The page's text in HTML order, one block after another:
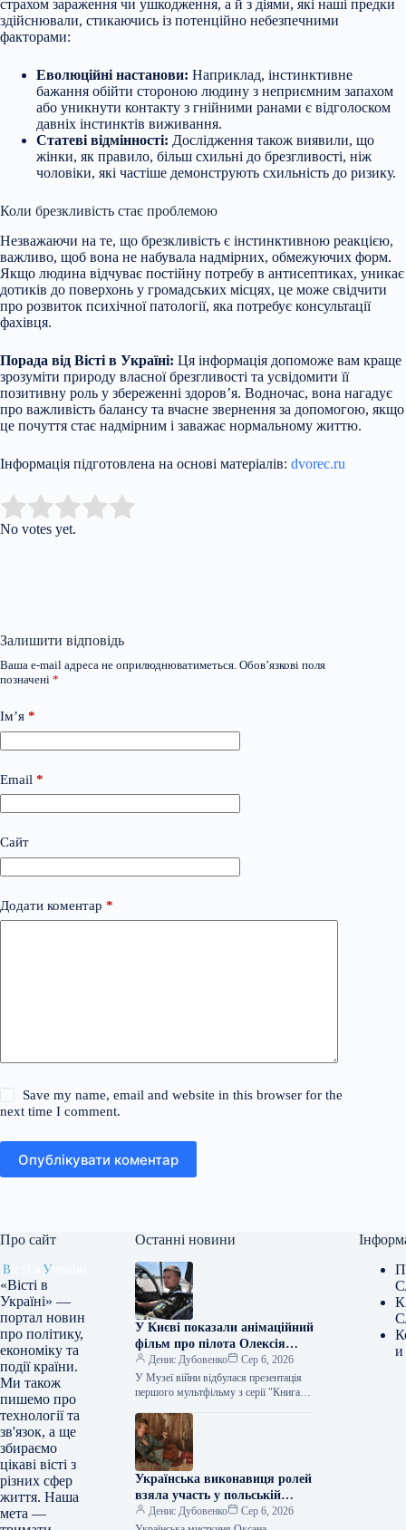
страхом зараження чи ушкодження, а й з діями, які наші предки
здійснювали, стикаючись із потенційно небезпечними
факторами:
Еволюційні настанови: Наприклад, інстинктивне
бажання обійти стороною людину з неприємним запахом
або уникнути контакту з гнійними ранами є відголоском
давніх інстинктів виживання.
Статеві відмінності: Дослідження також виявили, що
жінки, як правило, більш схильні до брезгливості, ніж
чоловіки, які частіше демонструють схильність до ризику.
Коли брезкливість стає проблемою
Незважаючи на те, що брезкливість є інстинктивною реакцією,
важливо, щоб вона не набувала надмірних, обмежуючих форм.
Якщо людина відчуває постійну потребу в антисептиках, уникає
дотиків до поверхонь у громадських місцях, це може свідчити
про розвиток психічної патології, яка потребує консультації
фахівця.
Порада від Вісті в Україні: Ця інформація допоможе вам краще
зрозуміти природу власної брезгливості та усвідомити її
позитивну роль у збереженні здоров’я. Водночас, вона нагадує
про важливість балансу та вчасне звернення за допомогою, якщо
це почуття стає надмірним і заважає нормальному життю.
Інформація підготовлена на основі матеріалів: dvorec.ru
Rate this item:
No votes yet.
Залишити відповідь
Ваша e-mail адреса не оприлюднюватиметься. Обов’язкові поля
позначені *
Ім’я *
Email *
Сайт
Додати коментар *
Save my name, email and website in this browser for the
next time I comment.
Опублікувати коментар
Про сайт
«Вісті в
Україні» —
портал новин
про політику,
економіку та
події країни.
Ми також
пишемо про
технології та
зв'язок, а ще
збираємо
цікаві вісті з
різних сфер
життя. Наша
мета —
Останні новини
У Києві показали анімаційний
фільм про пілота Олексія
«Мунфіша» Меся
Денис Дубовенко
Сер 6, 2026
У Музеї війни відбулася презентація
першого мультфільму з серії "Книга-
Олексію «Мунфішу» Месю. Про це
інформує кореспондент Укрінформу.
…
Українська виконавиця ролей
взяла участь у польській
стрічці від Netflix
Денис Дубовенко
Сер 6, 2026
и